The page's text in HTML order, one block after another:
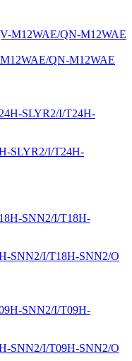
QN-M12WAE
I/T24H-
I/T18H-SNN2/O
I/T09H-SNN2/O